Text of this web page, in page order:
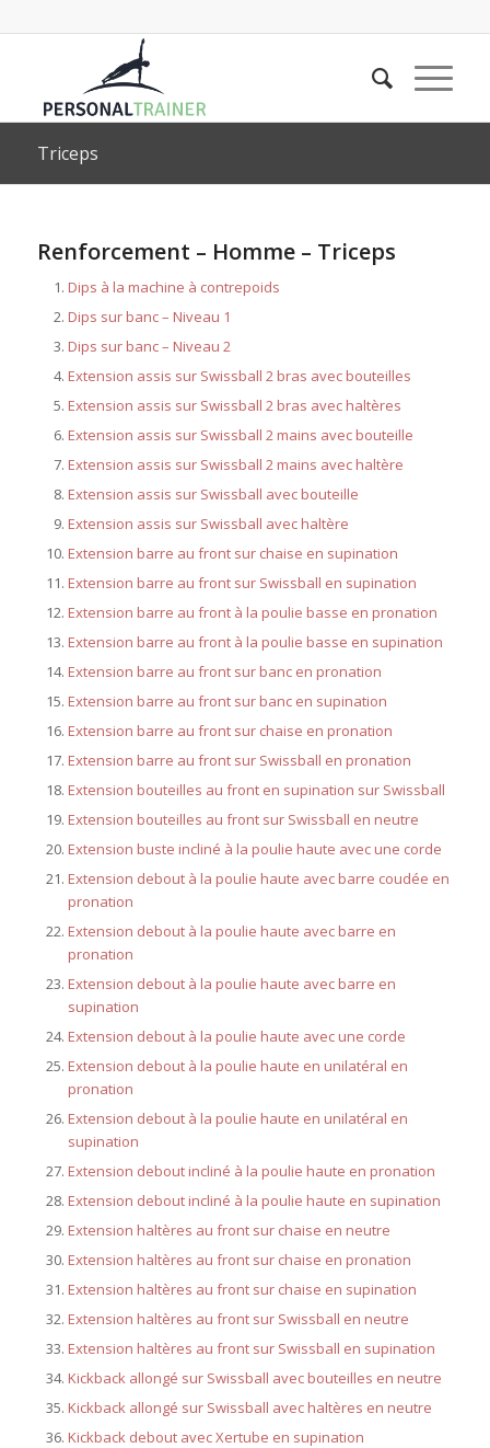
Triceps
Renforcement – Homme – Triceps
Dips à la machine à contrepoids
Dips sur banc – Niveau 1
Dips sur banc – Niveau 2
Extension assis sur Swissball 2 bras avec bouteilles
Extension assis sur Swissball 2 bras avec haltères
Extension assis sur Swissball 2 mains avec bouteille
Extension assis sur Swissball 2 mains avec haltère
Extension assis sur Swissball avec bouteille
Extension assis sur Swissball avec haltère
Extension barre au front sur chaise en supination
Extension barre au front sur Swissball en supination
Extension barre au front à la poulie basse en pronation
Extension barre au front à la poulie basse en supination
Extension barre au front sur banc en pronation
Extension barre au front sur banc en supination
Extension barre au front sur chaise en pronation
Extension barre au front sur Swissball en pronation
Extension bouteilles au front en supination sur Swissball
Extension bouteilles au front sur Swissball en neutre
Extension buste incliné à la poulie haute avec une corde
Extension debout à la poulie haute avec barre coudée en
pronation
Extension debout à la poulie haute avec barre en
pronation
Extension debout à la poulie haute avec barre en
supination
Extension debout à la poulie haute avec une corde
Extension debout à la poulie haute en unilatéral en
pronation
Extension debout à la poulie haute en unilatéral en
supination
Extension debout incliné à la poulie haute en pronation
Extension debout incliné à la poulie haute en supination
Extension haltères au front sur chaise en neutre
Extension haltères au front sur chaise en pronation
Extension haltères au front sur chaise en supination
Extension haltères au front sur Swissball en neutre
Extension haltères au front sur Swissball en supination
Kickback allongé sur Swissball avec bouteilles en neutre
Kickback allongé sur Swissball avec haltères en neutre
Kickback debout avec Xertube en supination